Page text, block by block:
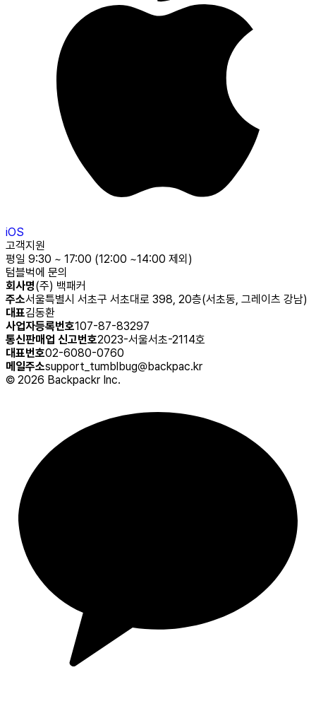
iOS
고객지원
평일 9:30 ~ 17:00 (12:00 ~14:00 제외)
텀블벅에 문의
회사명(주) 백패커
주소서울특별시 서초구 서초대로 398, 20층(서초동, 그레이츠 강남)
대표김동환
사업자등록번호107-87-83297
통신판매업 신고번호2023-서울서초-2114호
대표번호02-6080-0760
메일주소support_tumblbug@backpac.kr
© 2026 Backpackr Inc.